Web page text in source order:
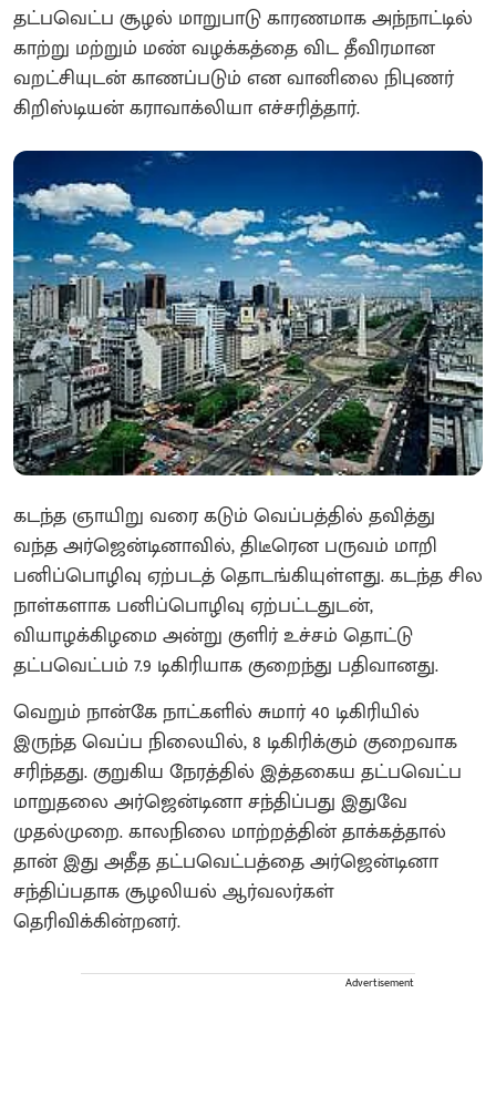
தட்பவெட்ப சூழல் மாறுபாடு காரணமாக அந்நாட்டில்
காற்று மற்றும் மண் வழக்கத்தை விட தீவிரமான
வறட்சியுடன் காணப்படும் என வானிலை நிபுணர்
கிறிஸ்டியன் கராவாக்லியா எச்சரித்தார்.
கடந்த ஞாயிறு வரை கடும் வெப்பத்தில் தவித்து
வந்த அர்ஜென்டினாவில், திடீரென பருவம் மாறி
பனிப்பொழிவு ஏற்படத் தொடங்கியுள்ளது. கடந்த சில
நாள்களாக பனிப்பொழிவு ஏற்பட்டதுடன்,
வியாழக்கிழமை அன்று குளிர் உச்சம் தொட்டு
தட்பவெட்பம் 7.9 டிகிரியாக குறைந்து பதிவானது.
வெறும் நான்கே நாட்களில் சுமார் 40 டிகிரியில்
இருந்த வெப்ப நிலையில், 8 டிகிரிக்கும் குறைவாக
சரிந்தது. குறுகிய நேரத்தில் இத்தகைய தட்பவெட்ப
மாறுதலை அர்ஜென்டினா சந்திப்பது இதுவே
முதல்முறை. காலநிலை மாற்றத்தின் தாக்கத்தால்
தான் இது அதீத தட்பவெட்பத்தை அர்ஜென்டினா
சந்திப்பதாக சூழலியல் ஆர்வலர்கள்
தெரிவிக்கின்றனர்.
Advertisement